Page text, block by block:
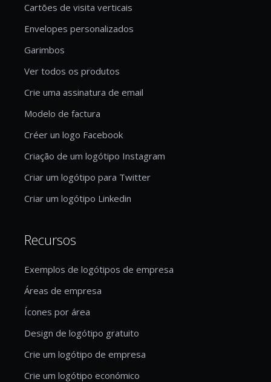
Cartões de visita verticais
Envelopes personalizados
Garimbos
Ver todos os produtos
Crie uma assinatura de email
Modelo de factura
Créer un logo Facebook
Criação de um logótipo Instagram
Criar um logótipo para Twitter
Criar um logótipo Linkedin
Recursos
Exemplos de logótipos de empresa
Áreas de empresa
Ícones por área
Design de logótipo gratuito
Crie um logótipo de empresa
Crie um logótipo económico